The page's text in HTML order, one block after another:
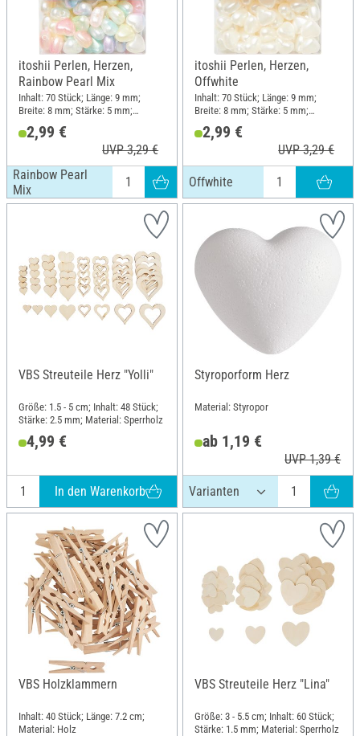
itoshii Perlen, Herzen,
Rainbow Pearl Mix
Inhalt: 70 Stück; Länge: 9 mm;
Breite: 8 mm; Stärke: 5 mm;
Material: Kunststoff
2,99 €
UVP 3,29 €
Rainbow Pearl
Mix
itoshii Perlen, Herzen,
Offwhite
Inhalt: 70 Stück; Länge: 9 mm;
Breite: 8 mm; Stärke: 5 mm;
Material: Kunststoff
2,99 €
UVP 3,29 €
Offwhite
VBS Streuteile Herz "Yolli"
Größe: 1.5 - 5 cm; Inhalt: 48 Stück;
Stärke: 2.5 mm; Material: Sperrholz
4,99 €
In den Warenkorb
Styroporform Herz
Material: Styropor
ab 1,19 €
UVP 1,39 €
VBS Holzklammern
Inhalt: 40 Stück; Länge: 7.2 cm;
Material: Holz
VBS Streuteile Herz "Lina"
Größe: 3 - 5.5 cm; Inhalt: 60 Stück;
Stärke: 1.5 mm; Material: Sperrholz